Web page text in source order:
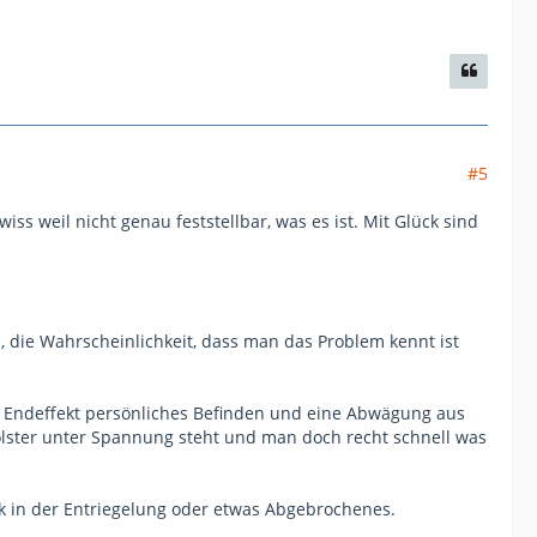
#5
weil nicht genau feststellbar, was es ist. Mit Glück sind
Wahrscheinlichkeit, dass man das Problem kennt ist
persönliches Befinden und eine Abwägung aus
unter Spannung steht und man doch recht schnell was
der Entriegelung oder etwas Abgebrochenes.